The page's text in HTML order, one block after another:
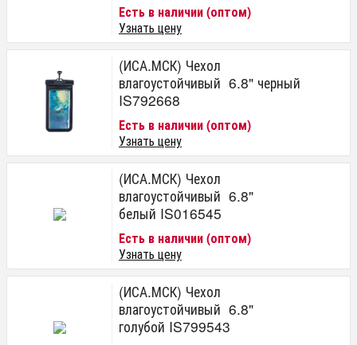
Есть в наличии (оптом)
Узнать цену
(ИСА.МСК) Чехол
влагоустойчивый 6.8" черный
IS792668
Есть в наличии (оптом)
Узнать цену
(ИСА.МСК) Чехол
влагоустойчивый 6.8"
белый IS016545
Есть в наличии (оптом)
Узнать цену
(ИСА.МСК) Чехол
влагоустойчивый 6.8"
голубой IS799543